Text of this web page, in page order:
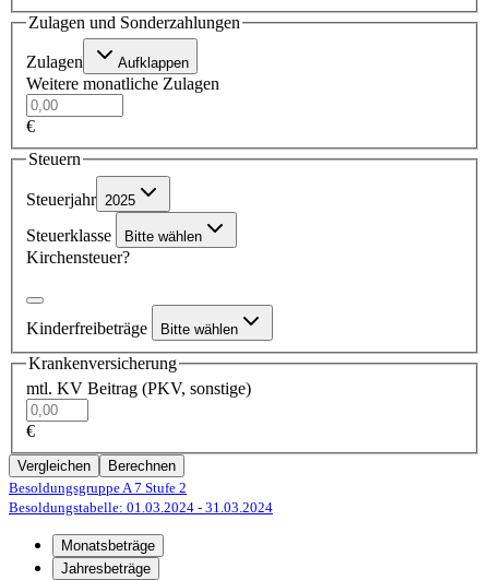
Zulagen und Sonderzahlungen
Zulagen Aufklappen
Weitere monatliche Zulagen
€
Steuern
Steuerjahr 2025
Steuerklasse Bitte wählen
Kirchensteuer?
Kinderfreibeträge Bitte wählen
Krankenversicherung
mtl. KV Beitrag (PKV, sonstige)
€
Vergleichen
Berechnen
Besoldungsgruppe A 7 Stufe 2
Besoldungstabelle: 01.03.2024 - 31.03.2024
Monatsbeträge
Jahresbeträge